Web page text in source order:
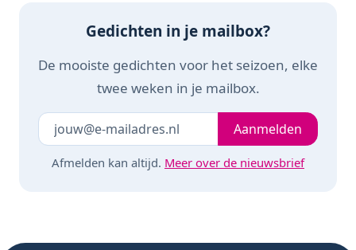
Gedichten in je mailbox?
De mooiste gedichten voor het seizoen, elke
twee weken in je mailbox.
Laat dit veld leeg Je e-mailadresAanmelden
Afmelden kan altijd. Meer over de nieuwsbrief